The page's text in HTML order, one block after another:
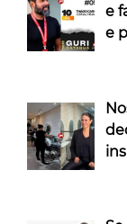
e
e